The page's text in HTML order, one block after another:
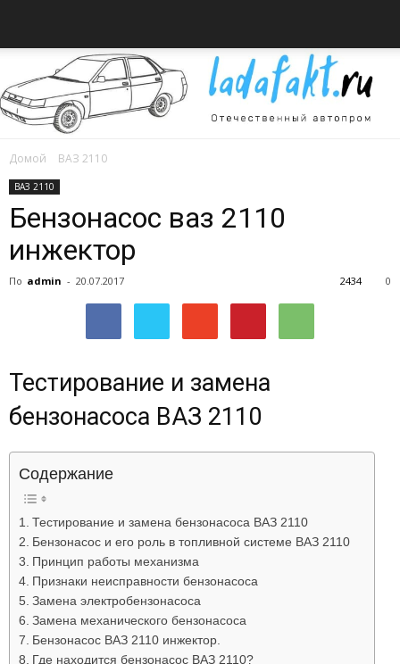
автомобилях
Лада
Домой ВАЗ 2110
ВАЗ 2110
Бензонасос ваз 2110
инжектор
По admin - 20.07.2017 0
2434
Тестирование и замена
бензонасоса ВАЗ 2110
Содержание
Тестирование и замена бензонасоса ВАЗ 2110
Бензонасос и его роль в топливной системе ВАЗ 2110
Принцип работы механизма
Признаки неисправности бензонасоса
Замена электробензонасоса
Замена механического бензонасоса
Бензонасос ВАЗ 2110 инжектор.
Где находится бензонасос ВАЗ 2110?